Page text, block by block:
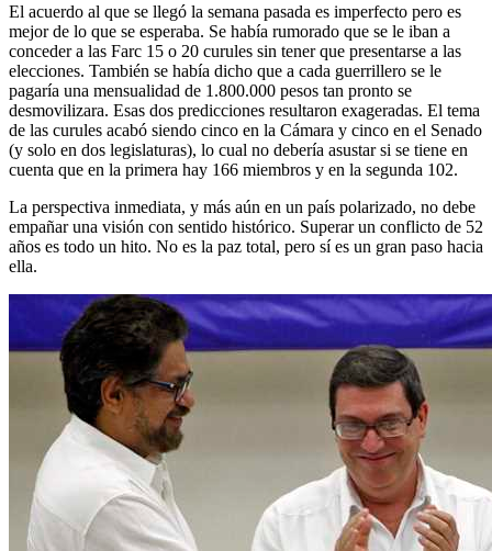
El acuerdo al que se llegó la semana pasada es imperfecto pero es
mejor de lo que se esperaba. Se había rumorado que se le iban a
conceder a las Farc 15 o 20 curules sin tener que presentarse a las
elecciones. También se había dicho que a cada guerrillero se le
pagaría una mensualidad de 1.800.000 pesos tan pronto se
desmovilizara. Esas dos predicciones resultaron exageradas. El tema
de las curules acabó siendo cinco en la Cámara y cinco en el Senado
(y solo en dos legislaturas), lo cual no debería asustar si se tiene en
cuenta que en la primera hay 166 miembros y en la segunda 102.
La perspectiva inmediata, y más aún en un país polarizado, no debe
empañar una visión con sentido histórico. Superar un conflicto de 52
años es todo un hito. No es la paz total, pero sí es un gran paso hacia
ella.